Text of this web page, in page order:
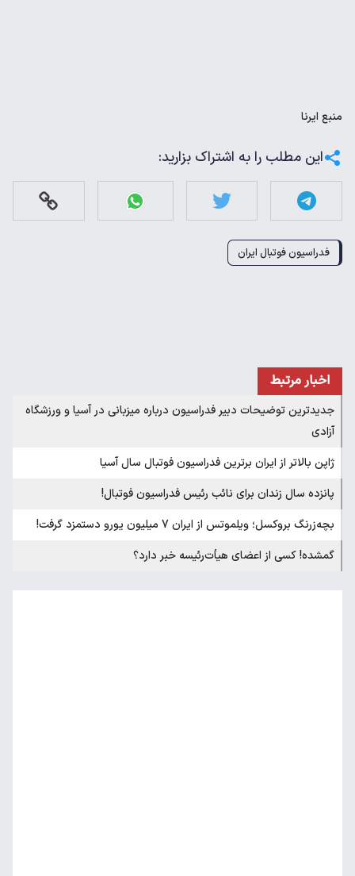
منبع ایرنا
این مطلب را به اشتراک بزارید:
فدراسیون فوتبال ایران
اخبار مرتبط
جدیدترین توضیحات دبیر فدراسیون درباره میزبانی در آسیا و ورزشگاه
آزادی
ژاپن بالاتر از ایران برترین فدراسیون فوتبال سال آسیا
پانزده سال زندان برای نائب رئیس فدراسیون فوتبال!
بچه‌زرنگ بروکسل؛ ویلموتس از ایران 7 میلیون یورو دستمزد گرفت!
گمشده! کسی از اعضای هیأت‌رئیسه خبر دارد؟